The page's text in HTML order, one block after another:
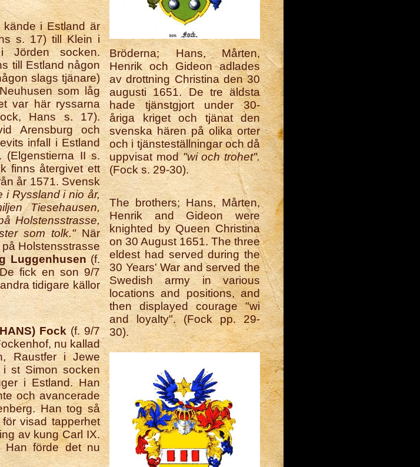
i Estland är
s. 17) till Klein i
Jörden socken.
till Estland någon
slags tjänare)
som låg
var här ryssarna
Hans s. 17).
Arensburg och
infall i Estland
(Elgenstierna II s.
finns återgivet ett
år 1571. Svensk
i Ryssland i nio år,
Tiesehausen,
Holstensstrasse,
som tolk."När
Holstensstrasse
Luggenhusen (f.
fick en son 9/7
tidigare källor
Fock(f. 9/7
nu kallad
Raustfer i Jewe
i st Simon socken
i Estland. Han
och avancerade
Han tog så
visad tapperhet
av kung Carl IX.
Han förde det nu
Bröderna; Hans, Mårten,
Henrik och Gideon adlades
av drottning Christina den 30
augusti 1651. De tre äldsta
hade tjänstgjort under 30-
åriga kriget och tjänat den
svenska hären på olika orter
och i tjänsteställningar och då
uppvisat mod"wi och trohet".
(Fock s. 29-30).
The brothers; Hans, Mårten,
Henrik and Gideon were
knighted by Queen Christina
on 30 August 1651. The three
eldest had served during the
30 Years' War and served the
Swedish army in various
locations and positions, and
then displayed courage "wi
and loyalty". (Fock pp. 29-
30).